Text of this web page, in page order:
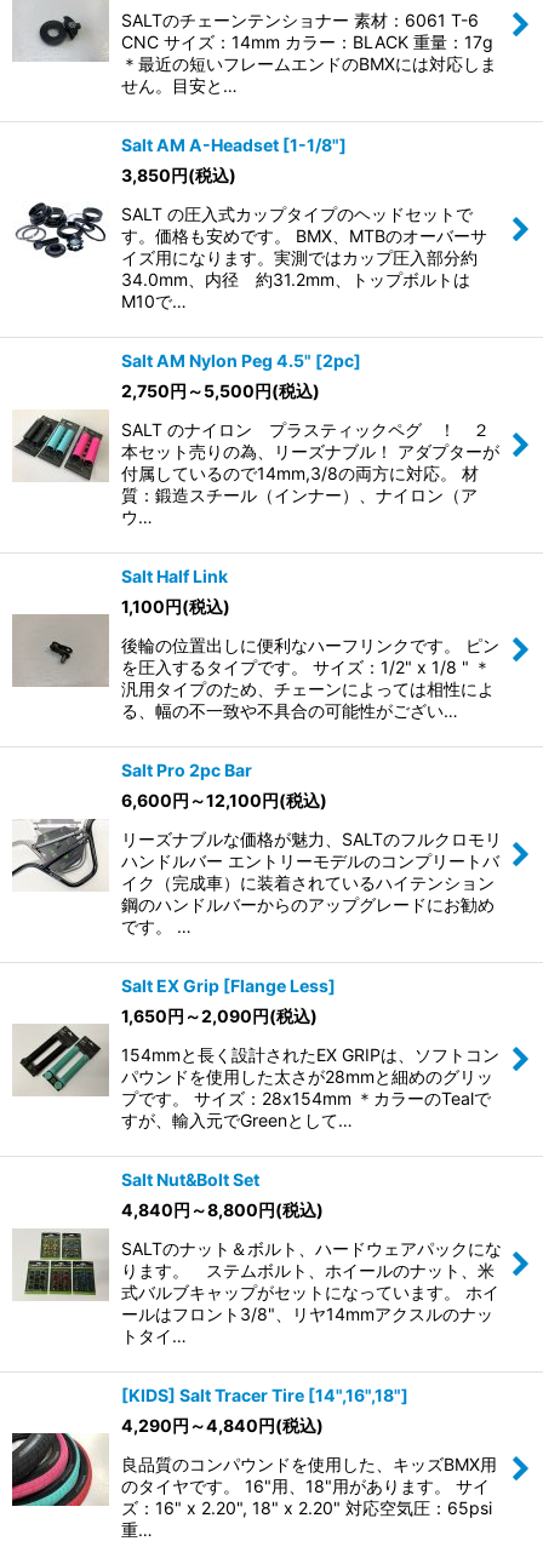
SALTのチェーンテンショナー 素材：6061 T-6
CNC サイズ：14mm カラー：BLACK 重量：17g
＊最近の短いフレームエンドのBMXには対応しま
せん。目安と…
Salt AM A-Headset [1-1/8"]
3,850円(税込)
SALT の圧入式カップタイプのヘッドセットで
す。価格も安めです。 BMX、MTBのオーバーサ
イズ用になります。実測ではカップ圧入部分約
34.0mm、内径 約31.2mm、トップボルトは
M10で…
Salt AM Nylon Peg 4.5" [2pc]
2,750円 ～5,500円(税込)
SALT のナイロン プラスティックペグ ！ ２
本セット売りの為、リーズナブル！ アダプターが
付属しているので14mm,3/8の両方に対応。 材
質：鍛造スチール（インナー）、ナイロン（ア
ウ…
Salt Half Link
1,100円(税込)
後輪の位置出しに便利なハーフリンクです。 ピン
を圧入するタイプです。 サイズ：1/2" x 1/8 " ＊
汎用タイプのため、チェーンによっては相性によ
る、幅の不一致や不具合の可能性がござい…
Salt Pro 2pc Bar
6,600円 ～12,100円(税込)
リーズナブルな価格が魅力、SALTのフルクロモリ
ハンドルバー エントリーモデルのコンプリートバ
イク（完成車）に装着されているハイテンション
鋼のハンドルバーからのアップグレードにお勧め
です。 …
Salt EX Grip [Flange Less]
1,650円 ～2,090円(税込)
154mmと長く設計されたEX GRIPは、ソフトコン
パウンドを使用した太さが28mmと細めのグリッ
プです。 サイズ：28x154mm ＊カラーのTealで
すが、輸入元でGreenとして…
Salt Nut&Bolt Set
4,840円 ～8,800円(税込)
SALTのナット＆ボルト、ハードウェアパックにな
ります。 ステムボルト、ホイールのナット、米
式バルブキャップがセットになっています。 ホイ
ールはフロント3/8"、リヤ14mmアクスルのナッ
トタイ…
[KIDS] Salt Tracer Tire [14",16",18"]
4,290円 ～4,840円(税込)
良品質のコンパウンドを使用した、キッズBMX用
のタイヤです。 16"用、18"用があります。 サイ
ズ：16" x 2.20", 18" x 2.20" 対応空気圧：65psi
重…